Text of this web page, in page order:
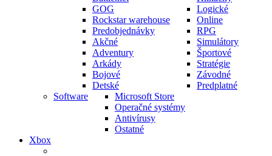
GOG
Rockstar warehouse
Predobjednávky
Akčné
Adventury
Arkády
Bojové
Detské
Logické
Online
RPG
Simulátory
Športové
Stratégie
Závodné
Predplatné
Software
Microsoft Store
Operačné systémy
Antivírusy
Ostatné
Xbox